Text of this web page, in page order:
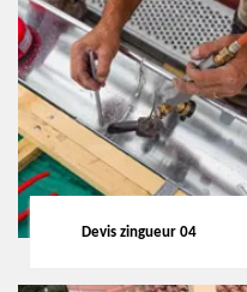
Devis zingueur 04